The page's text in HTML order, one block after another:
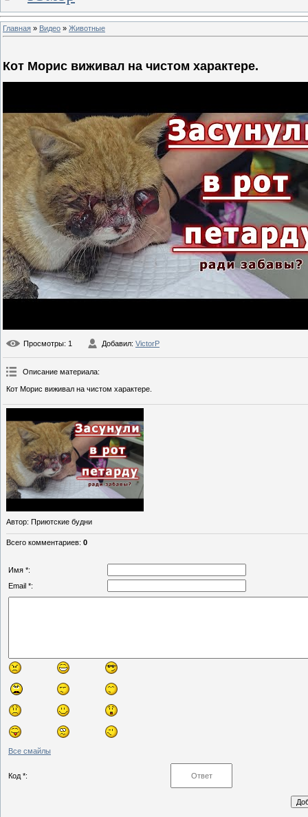
Главная » Видео » Животные
Кот Морис виживал на чистом характере.
Просмотры: 1 Добавил: VictorP
Описание материала:
Кот Морис виживал на чистом характере.
Автор: Приютские будни
Всего комментариев: 0
Имя *:
Email *:
Все смайлы
Код *: